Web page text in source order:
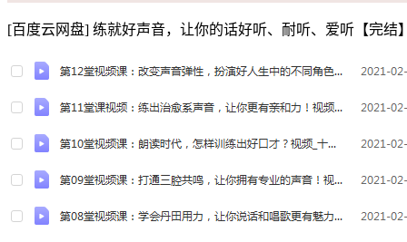
[百度云网盘] 练就好声音，让你的话好听、耐听、爱听【完结